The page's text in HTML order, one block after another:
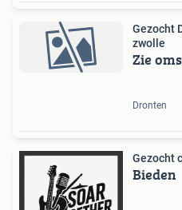
Gezocht
zwolle
Zie
Dronten
Gezocht
Bieden